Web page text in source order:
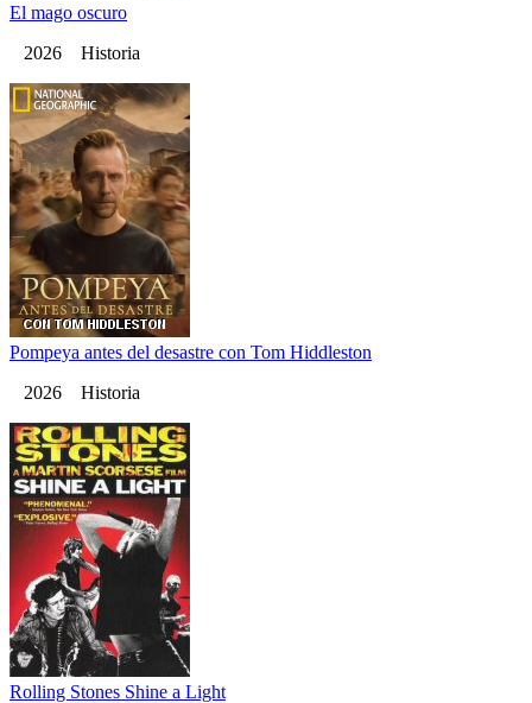
El mago oscuro
2026 Historia
Pompeya antes del desastre con Tom Hiddleston
2026 Historia
Rolling Stones Shine a Light